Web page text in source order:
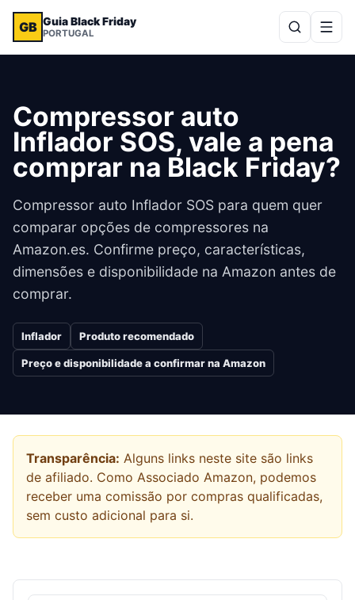
GB Guia Black Friday
PORTUGAL
Compressor auto
Inflador SOS, vale a pena
comprar na Black Friday?
Compressor auto Inflador SOS para quem quer
comparar opções de compressores na
Amazon.es. Confirme preço, características,
dimensões e disponibilidade na Amazon antes de
comprar.
Inflador Produto recomendado
Preço e disponibilidade a confirmar na Amazon
Transparência: Alguns links neste site são links
de afiliado. Como Associado Amazon, podemos
receber uma comissão por compras qualificadas,
sem custo adicional para si.